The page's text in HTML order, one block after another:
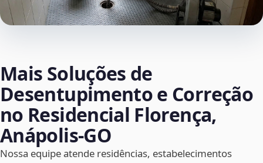
Mais Soluções de
Desentupimento e Correção
no Residencial Florença,
Anápolis‑GO
Nossa equipe atende residências, estabelecimentos